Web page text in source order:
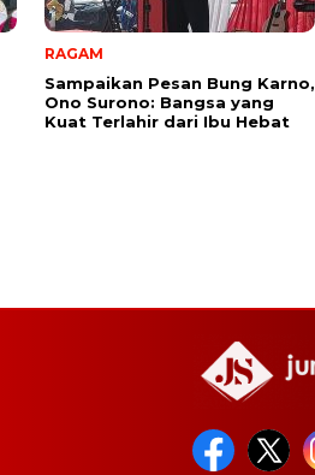
RAGAM
Sampaikan Pesan Bung Karno,
Ono Surono: Bangsa yang
Kuat Terlahir dari Ibu Hebat